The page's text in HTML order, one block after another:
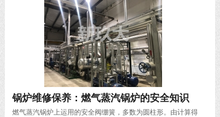
锅炉维修保养：燃气蒸汽锅炉的安全知识
燃气蒸汽锅炉上运用的安全阀绷簧，多数为圆柱形。由计算得